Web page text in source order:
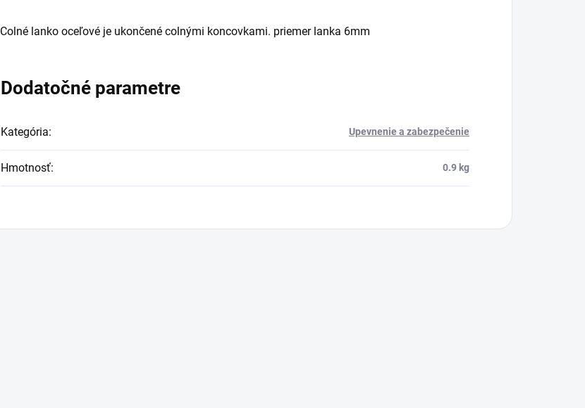
Colné lanko oceľové je ukončené colnými koncovkami. priemer lanka 6mm
Dodatočné parametre
Kategória: Upevnenie a zabezpečenie
Hmotnosť: 0.9 kg